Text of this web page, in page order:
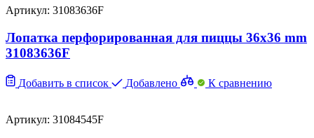
Артикул: 31083636F
Лопатка перфорированная для пиццы 36х36 mm
31083636F
Добавить в список Добавлено К сравнению
Артикул: 31084545F